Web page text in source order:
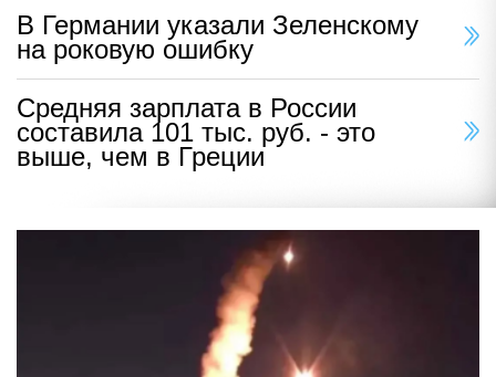
В Германии указали Зеленскому
на роковую ошибку
Средняя зарплата в России
составила 101 тыс. руб. - это
выше, чем в Греции